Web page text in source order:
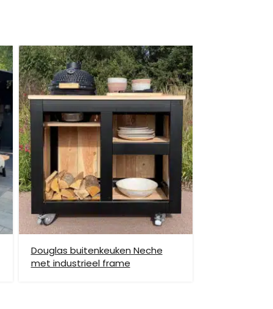
bezorging op begane grond rekenen wij
helpen om de goederen op de juiste plek te
locatie te komen, dan dien je dit zelf en op
Douglas buitenkeuken Neche
met industrieel frame